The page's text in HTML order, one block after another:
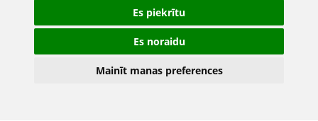
Es piekrītu
Es noraidu
Mainīt manas preferences